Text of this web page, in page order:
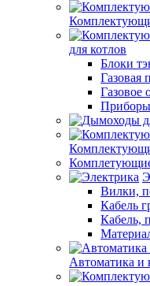
для котлов
Блоки
Газовая
Газовое
Приборы
Вилки,
Кабель
Кабель,
Автоматика и